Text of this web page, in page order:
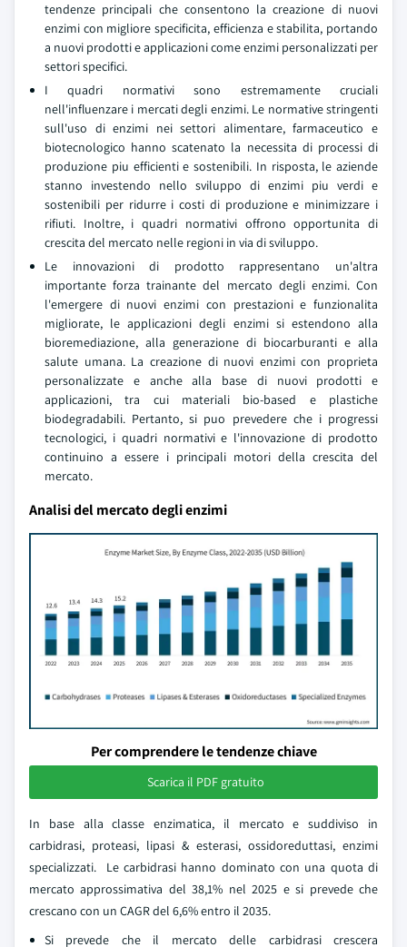
tendenze principali che consentono la creazione di nuovi
enzimi con migliore specificita, efficienza e stabilita, portando
a nuovi prodotti e applicazioni come enzimi personalizzati per
settori specifici.
I quadri normativi sono estremamente cruciali
nell'influenzare i mercati degli enzimi. Le normative stringenti
sull'uso di enzimi nei settori alimentare, farmaceutico e
biotecnologico hanno scatenato la necessita di processi di
produzione piu efficienti e sostenibili. In risposta, le aziende
stanno investendo nello sviluppo di enzimi piu verdi e
sostenibili per ridurre i costi di produzione e minimizzare i
rifiuti. Inoltre, i quadri normativi offrono opportunita di
crescita del mercato nelle regioni in via di sviluppo.
Le innovazioni di prodotto rappresentano un'altra
importante forza trainante del mercato degli enzimi. Con
l'emergere di nuovi enzimi con prestazioni e funzionalita
migliorate, le applicazioni degli enzimi si estendono alla
bioremediazione, alla generazione di biocarburanti e alla
salute umana. La creazione di nuovi enzimi con proprieta
personalizzate e anche alla base di nuovi prodotti e
applicazioni, tra cui materiali bio-based e plastiche
biodegradabili. Pertanto, si puo prevedere che i progressi
tecnologici, i quadri normativi e l'innovazione di prodotto
continuino a essere i principali motori della crescita del
mercato.
Analisi del mercato degli enzimi
Per comprendere le tendenze chiave
Scarica il PDF gratuito
In base alla classe enzimatica, il mercato e suddiviso in
carbidrasi, proteasi, lipasi & esterasi, ossidoreduttasi, enzimi
specializzati. Le carbidrasi hanno dominato con una quota di
mercato approssimativa del 38,1% nel 2025 e si prevede che
crescano con un CAGR del 6,6% entro il 2035.
Si prevede che il mercato delle carbidrasi crescera